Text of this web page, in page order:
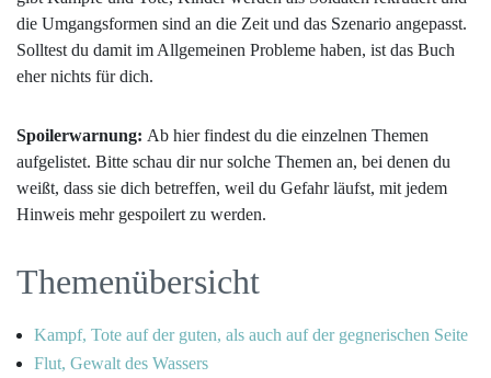
die Umgangsformen sind an die Zeit und das Szenario angepasst.
Solltest du damit im Allgemeinen Probleme haben, ist das Buch
eher nichts für dich.
Spoilerwarnung: Ab hier findest du die einzelnen Themen
aufgelistet. Bitte schau dir nur solche Themen an, bei denen du
weißt, dass sie dich betreffen, weil du Gefahr läufst, mit jedem
Hinweis mehr gespoilert zu werden.
Themenübersicht
Kampf, Tote auf der guten, als auch auf der gegnerischen Seite
Flut, Gewalt des Wassers